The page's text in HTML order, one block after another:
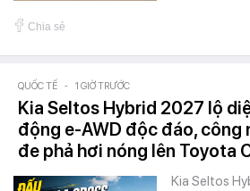
Chia sẻ
QUỐC TẾ - 1 GIỜ TRƯỚC
Kia Seltos Hybrid 2027 lộ
động e-AWD độc đáo, công
đe phả hơi nóng lên Toyota
Kia Seltos